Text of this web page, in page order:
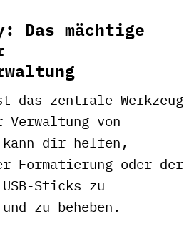
mächtige
zentrale Werkzeug
Verwaltung von
kann dir helfen,
Formatierung oder der
Sticks zu
zu beheben.